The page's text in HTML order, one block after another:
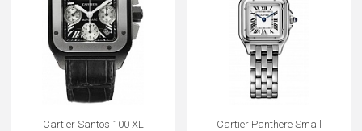
Cartier Santos 100 XL
Cartier Panthere Small